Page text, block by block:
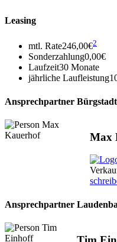
Leasing
mtl. Rate246,00€2
Sonderzahlung0,00€
Laufzeit30 Monate
jährliche Laufleistung
Ansprechpartner Bürgstadt
Max
Ansprechpartner